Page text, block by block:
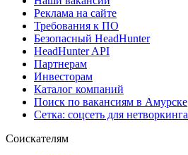
Реклама на сайте
Требования к ПО
Безопасный HeadHunter
HeadHunter API
Партнерам
Инвесторам
Каталог компаний
Поиск по вакансиям в Амурске
Сетка: соцсеть для нетворкинга
Соискателям